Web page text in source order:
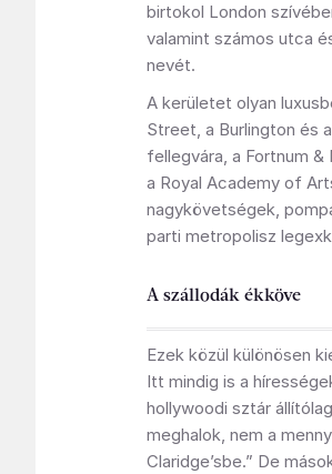
birtokol London
valamint számos utca
nevét.
A kerületet olyan
Street, a Burlington és
fellegvára, a Fortnum
a Royal Academy of
nagykövetségek,
parti metropolisz
A szállodák ékköve
Ezek közül különösen
Itt mindig is a
hollywoodi sztár
meghalok, nem a
Claridge’sbe.” De